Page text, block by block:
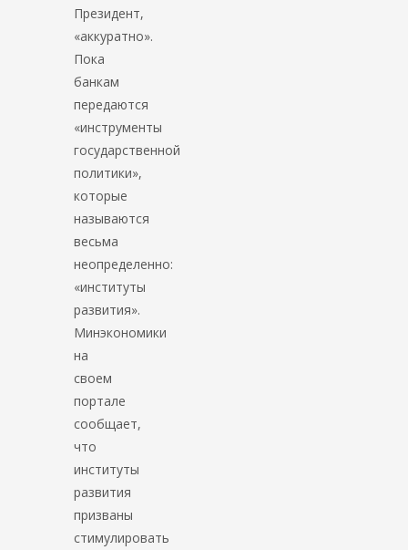
Президент,
«аккуратно».
Пока
банкам
передаются
«инструменты
государственной
политики»,
которые
называются
весьма
неопределенно:
«институты
развития».
Минэкономики
на
своем
портале
сообщает,
что
институты
развития
призваны
стимулировать